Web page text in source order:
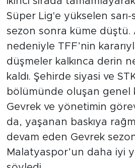
Süper Lig'e yükselen sarı-
sezon sonra küme düştü.
nedeniyle TFF’nin
düşmeler kalkınca derin
kaldı. Şehirde siyasi ve
bölümünde oluşan genel
Gevrek ve yönetimin
da, yaşanan baskıya
devam eden Gevrek
Malatyaspor’un daha iyi
Darende
Doğanşehir
Hekimhan
Pütürge
Magazin